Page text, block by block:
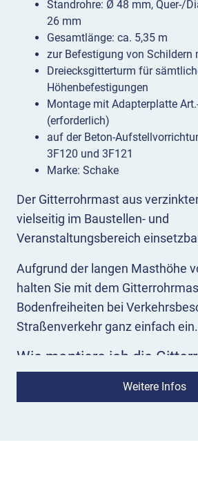
Der Gitterrohrmast aus
vielseitig im Baustellen- und
Veranstaltungsbereich
Aufgrund der langen Masthöhe
halten Sie mit dem
Bodenfreiheiten bei
Straßenverkehr ganz einfach ein.
Wie montiere ich die
Aufgestellt auf einer Beton-
bietet der dreiseitige Gittermast
Weitere Infos
Standrohre: Ø 48 mm, Quer-/
26 mm
Gesamtlänge: ca. 5,35 m
zur Befestigung von Schildern
Dreiecksgitterturm für
Höhenbefestigungen
Montage mit Adapterplatte
(erforderlich)
auf der Beton-
3F120 und 3F121
Marke: Schake